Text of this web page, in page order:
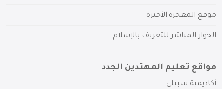
موقع المعجزة الأخيرة
الحوار المباشر للتعريف بالإسلام
مواقع تعليم المهتدين الجدد
أكاديمية سبيلي